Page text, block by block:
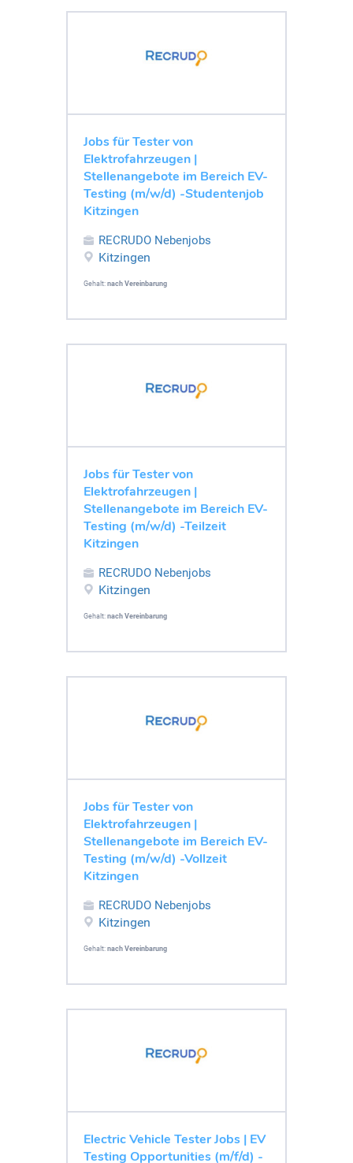
Jobs für Tester von
Elektrofahrzeugen |
Stellenangebote im Bereich EV-
Testing (m/w/d) -Studentenjob
Kitzingen
RECRUDO Nebenjobs
Kitzingen
Gehalt: nach Vereinbarung
Jobs für Tester von
Elektrofahrzeugen |
Stellenangebote im Bereich EV-
Testing (m/w/d) -Teilzeit
Kitzingen
RECRUDO Nebenjobs
Kitzingen
Gehalt: nach Vereinbarung
Jobs für Tester von
Elektrofahrzeugen |
Stellenangebote im Bereich EV-
Testing (m/w/d) -Vollzeit
Kitzingen
RECRUDO Nebenjobs
Kitzingen
Gehalt: nach Vereinbarung
Electric Vehicle Tester Jobs | EV
Testing Opportunities (m/f/d) -